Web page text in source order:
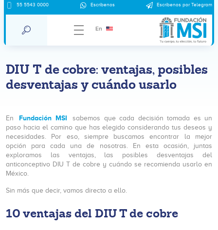
55 5543 0000 Escríbenos Escríbenos por Telegram
En
DIU T de cobre: ventajas, posibles
desventajas y cuándo usarlo
En Fundación MSI
sabemos que cada decisión tomada es un
paso hacia el camino que has elegido considerando tus deseos y
necesidades. Por eso, siempre buscamos encontrar la mejor
opción para cada una de nosotras. En esta ocasión, juntas
exploramos las ventajas, las posibles desventajas del
anticonceptivo DIU T de cobre y cuándo se recomienda usarlo en
México.
Sin más que decir, vamos directo a ello.
10 ventajas del DIU T de cobre